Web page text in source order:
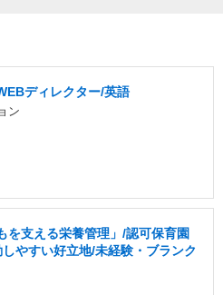
ディレクター/英語
ン
を支える栄養管理」/認可保育園
やすい好立地/未経験・ブランク